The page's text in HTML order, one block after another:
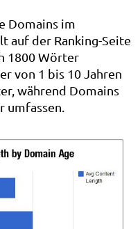
Domains im
auf der Ranking-Seite
1800 Wörter
von 1 bis 10 Jahren
während Domains
umfassen.